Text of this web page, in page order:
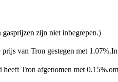
zijn niet inbegrepen.)
van Tron gestegen met 1.07%.
heeft Tron afgenomen met